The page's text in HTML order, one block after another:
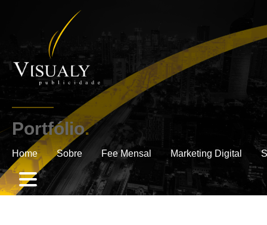
Home Sobre Fee Mensal Marketing Digital
Portfólio.